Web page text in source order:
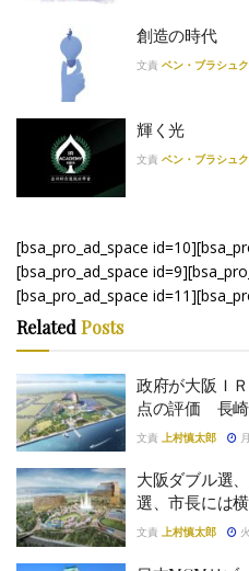
創造の時代
文責 ベン・ブラシュク
輝く光
文責 ベン・ブラシュク
[bsa_pro_ad_space
[bsa_pro_ad_space
[bsa_pro_ad_space
Related Posts
政府が大阪Ｉ
点の評価 長
文責 上村慎太郎
大阪ダブル選
選、市長には
文責 上村慎太郎